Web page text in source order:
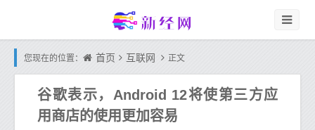
您现在的位置： 首页 互联网 正文
谷歌表示，Android 12将使第三方应
用商店的使用更加容易